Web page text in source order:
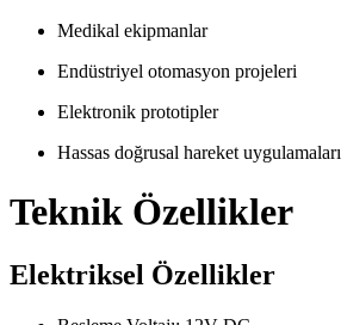
Medikal ekipmanlar
Endüstriyel otomasyon projeleri
Elektronik prototipler
Hassas doğrusal hareket uygulamaları
Teknik Özellikler
Elektriksel Özellikler